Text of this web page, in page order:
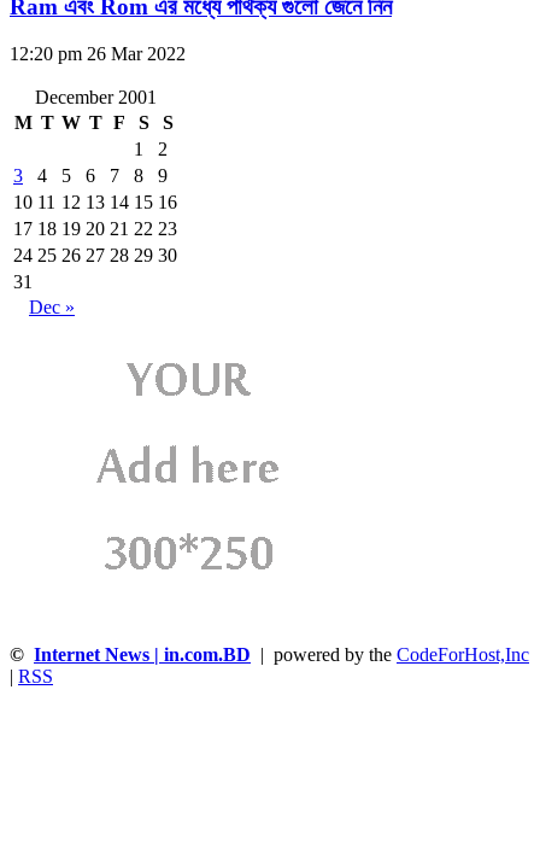
Ram এবং Rom এর মধ্যে পার্থক্য গুলো জেনে নিন
12:20 pm 26 Mar 2022
December 2001
M T W T F S
S
1
2
3
4 5 6 7 8
9
10 11 12 13 14 15 16
17 18 19 20 21 22 23
24 25 26 27 28 29 30
31
Dec »
© Internet News | in.com.BD | powered by the CodeForHost,Inc
| RSS